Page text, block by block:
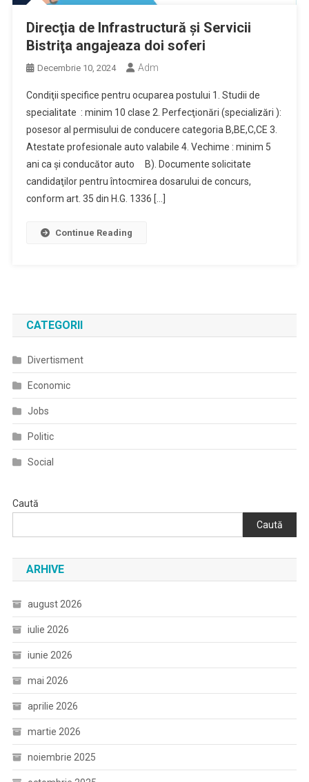
Direcţia de Infrastructură şi Servicii
Bistriţa angajeaza doi soferi
Decembrie 10, 2024 Adm
Condiţii specifice pentru ocuparea postului 1. Studii de
specialitate : minim 10 clase 2. Perfecţionări (specializări ):
posesor al permisului de conducere categoria B,BE,C,CE 3.
Atestate profesionale auto valabile 4. Vechime : minim 5
ani ca şi conducător auto B). Documente solicitate
candidaţilor pentru întocmirea dosarului de concurs,
conform art. 35 din H.G. 1336 […]
Continue Reading
CATEGORII
Divertisment
Economic
Jobs
Politic
Social
Caută
Caută
ARHIVE
august 2026
iulie 2026
iunie 2026
mai 2026
aprilie 2026
martie 2026
noiembrie 2025